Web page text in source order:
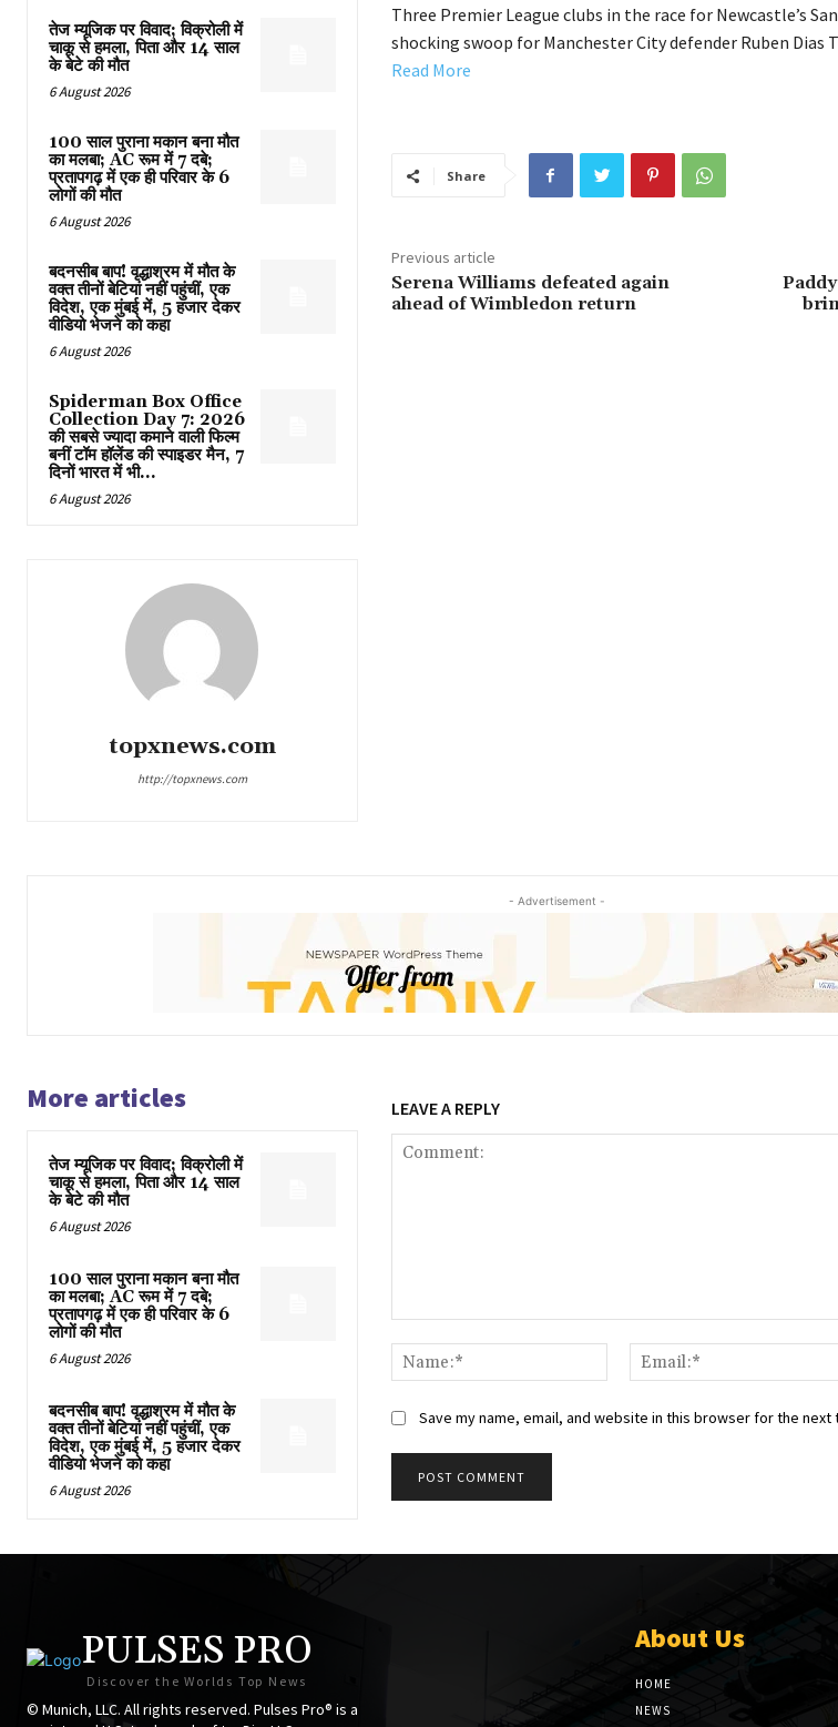
तेज म्यूजिक पर विवाद; विक्रोली में
चाकू से हमला, पिता और 14 साल
के बेटे की मौत
6 August 2026
100 साल पुराना मकान बना मौत
का मलबा; AC रूम में 7 दबे;
प्रतापगढ़ में एक ही परिवार के 6
लोगों की मौत
6 August 2026
बदनसीब बाप! वृद्धाश्रम में मौत के
वक्त तीनों बेटियां नहीं पहुंचीं, एक
विदेश, एक मुंबई में, 5 हजार देकर
वीडियो भेजने को कहा
6 August 2026
Spiderman Box Office
Collection Day 7: 2026
की सबसे ज्यादा कमाने वाली फिल्म
बनीं टॉम हॉलेंड की स्पाइडर मैन, 7
दिनों भारत में भी...
6 August 2026
topxnews.com
http://topxnews.com
Three Premier League clubs in the race for Newcastle’s
shocking swoop for Manchester City defender Ruben Dias
Read More
Share
Previous article
Serena Williams defeated again
ahead of Wimbledon return
- Advertisement -
More articles
तेज म्यूजिक पर विवाद; विक्रोली में
चाकू से हमला, पिता और 14 साल
के बेटे की मौत
6 August 2026
100 साल पुराना मकान बना मौत
का मलबा; AC रूम में 7 दबे;
प्रतापगढ़ में एक ही परिवार के 6
लोगों की मौत
6 August 2026
बदनसीब बाप! वृद्धाश्रम में मौत के
वक्त तीनों बेटियां नहीं पहुंचीं, एक
विदेश, एक मुंबई में, 5 हजार देकर
वीडियो भेजने को कहा
6 August 2026
LEAVE A REPLY
Name:*
Save my name, email, and website in this browser for the next
PULSES PRO
Discover the Worlds Top News
© Munich, LLC. All rights reserved. Pulses Pro® is a
About Us
HOME
NEWS